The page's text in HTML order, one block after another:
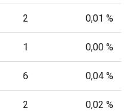
2 0,01 %
1 0,00 %
6 0,04 %
2 0,02 %